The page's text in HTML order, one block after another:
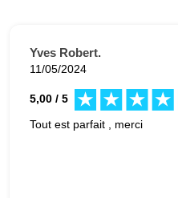
Yves Robert.
11/05/2024
5,00 / 5
Tout est parfait , merci